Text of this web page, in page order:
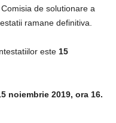
de solutionare a
ramane definitiva.
este 15
noiembrie 2019, ora 16.